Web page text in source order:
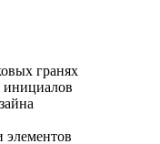
гранях
инициалов
элементов